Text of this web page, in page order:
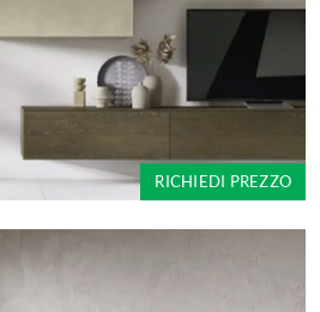
RICHIEDI PREZZO